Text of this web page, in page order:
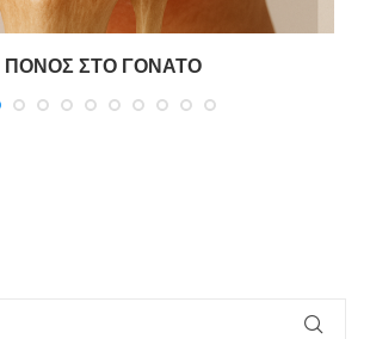
ΠΟΝΟΣ ΣΤΟ ΓΟΝΑΤΟ